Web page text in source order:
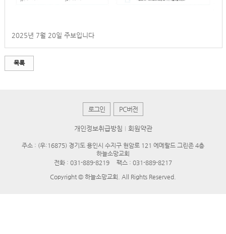
2025년 7월 20일 주보입니다
목록
로그인 PC버전
개인정보취급방침 회원약관
주소 : (우:16875) 경기도 용인시 수지구 현암로 121 에메랄드 그린존 4층
하늘소망교회
전화 : 031-889-8219
팩스 : 031-889-8217
Copyright © 하늘소망교회. All Rights Reserved.